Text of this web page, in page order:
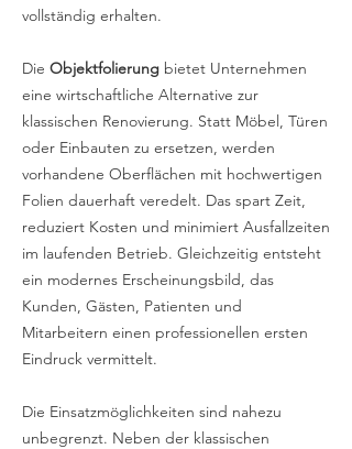
vollständig erhalten.
Die Objektfolierung bietet Unternehmen
eine wirtschaftliche Alternative zur
klassischen Renovierung. Statt Möbel, Türen
oder Einbauten zu ersetzen, werden
vorhandene Oberflächen mit hochwertigen
Folien dauerhaft veredelt. Das spart Zeit,
reduziert Kosten und minimiert Ausfallzeiten
im laufenden Betrieb. Gleichzeitig entsteht
ein modernes Erscheinungsbild, das
Kunden, Gästen, Patienten und
Mitarbeitern einen professionellen ersten
Eindruck vermittelt.
Die Einsatzmöglichkeiten sind nahezu
unbegrenzt. Neben der klassischen